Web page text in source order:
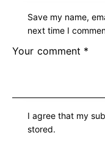
Save my name,
next time I
I agree that my
stored.